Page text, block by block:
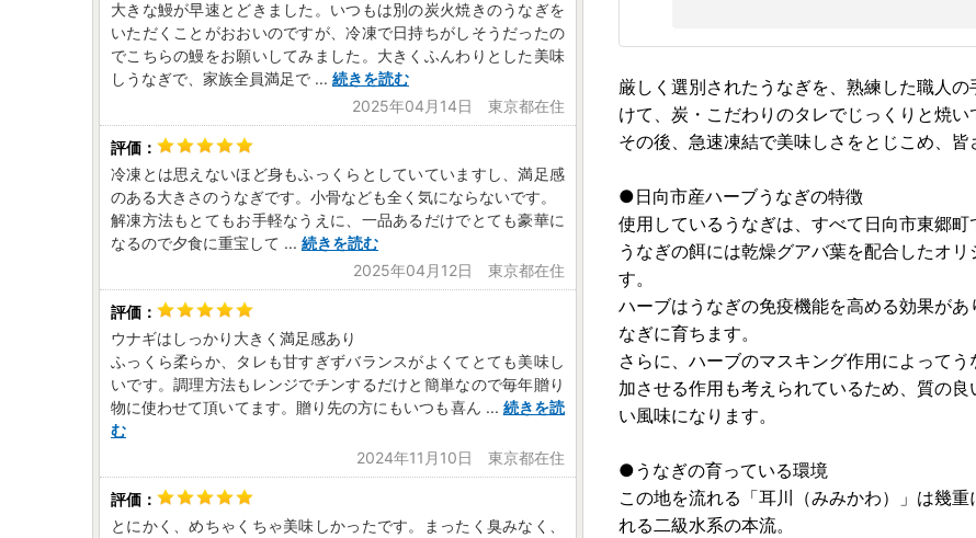
厳しく選別されたうなぎを、熟練した職人
けて、炭・こだわりのタレでじっくりと焼い
その後、急速凍結で美味しさをとじこめ、皆
●日向市産ハーブうなぎの特徴
使用しているうなぎは、すべて日向市東郷町
うなぎの餌には乾燥グアバ葉を配合したオ
す。
ハーブはうなぎの免疫機能を高める効果が
なぎに育ちます。
さらに、ハーブのマスキング作用によって
加させる作用も考えられているため、質の
い風味になります。
●うなぎの育っている環境
この地を流れる「耳川（みみかわ）」は幾
れる二級水系の本流。
大きな鰻が早速とどきました。いつもは別の炭火焼きのうなぎを
いただくことがおおいのですが、冷凍で日持ちがしそうだったの
でこちらの鰻をお願いしてみました。大きくふんわりとした美味
しうなぎで、家族全員満足で ... 続きを読む
2025年04月14日 東京都在住
冷凍とは思えないほど身もふっくらとしていていますし、満足感
のある大きさのうなぎです。小骨なども全く気にならないです。
解凍方法もとてもお手軽なうえに、一品あるだけでとても豪華に
なるので夕食に重宝して ... 続きを読む
2025年04月12日 東京都在住
ウナギはしっかり大きく満足感あり
ふっくら柔らか、タレも甘すぎずバランスがよくてとても美味し
いです。調理方法もレンジでチンするだけと簡単なので毎年贈り
物に使わせて頂いてます。贈り先の方にもいつも喜ん ... 続きを読
む
2024年11月10日 東京都在住
とにかく、めちゃくちゃ美味しかったです。まったく臭みなく、